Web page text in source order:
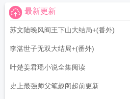
最新更新
苏文陆晚风阎王下山大结局+(番外)
李湛世子无双大结局+(番外)
叶楚姜君瑶小说全集阅读
史上最强师父笔趣阁超前更新